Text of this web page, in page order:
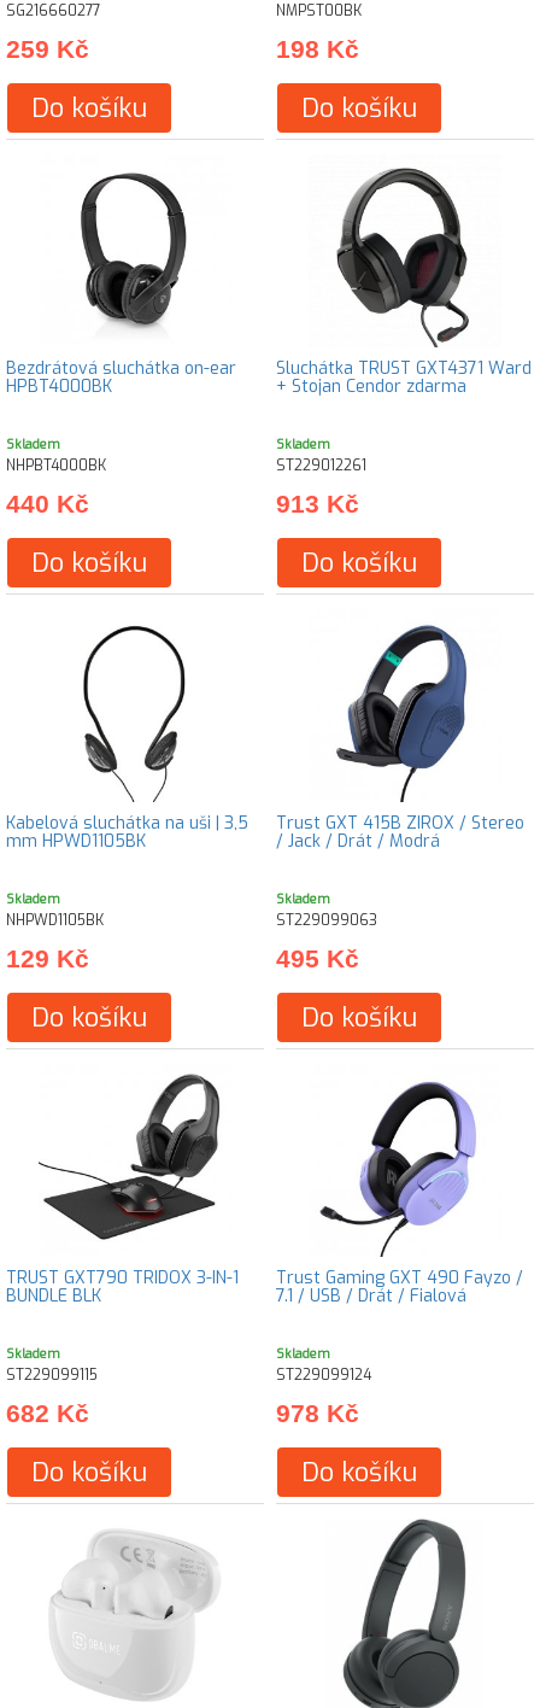
SG216660277
259 Kč
Do košíku
NMPST00BK
198 Kč
Do košíku
Bezdrátová sluchátka on-ear
HPBT4000BK
Skladem
NHPBT4000BK
440 Kč
Do košíku
Sluchátka TRUST GXT4371 Ward
+ Stojan Cendor zdarma
Skladem
ST229012261
913 Kč
Do košíku
Kabelová sluchátka na uši | 3,5
mm HPWD1105BK
Skladem
NHPWD1105BK
129 Kč
Do košíku
Trust GXT 415B ZIROX / Stereo
/ Jack / Drát / Modrá
Skladem
ST229099063
495 Kč
Do košíku
TRUST GXT790 TRIDOX 3-IN-1
BUNDLE BLK
Skladem
ST229099115
682 Kč
Do košíku
Trust Gaming GXT 490 Fayzo /
7.1 / USB / Drát / Fialová
Skladem
ST229099124
978 Kč
Do košíku